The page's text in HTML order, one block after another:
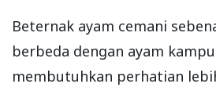
Beternak ayam cemani
berbeda dengan ayam
membutuhkan perhatian